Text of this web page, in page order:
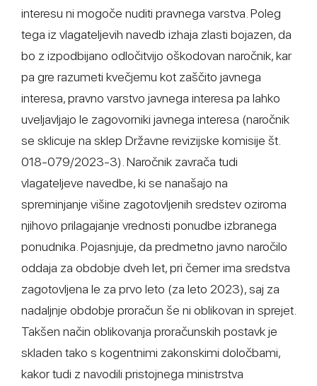
interesu ni mogoče nuditi pravnega varstva. Poleg
tega iz vlagateljevih navedb izhaja zlasti bojazen, da
bo z izpodbijano odločitvijo oškodovan naročnik, kar
pa gre razumeti kvečjemu kot zaščito javnega
interesa, pravno varstvo javnega interesa pa lahko
uveljavljajo le zagovorniki javnega interesa (naročnik
se sklicuje na sklep Državne revizijske komisije št.
018-079/2023-3). Naročnik zavrača tudi
vlagateljeve navedbe, ki se nanašajo na
spreminjanje višine zagotovljenih sredstev oziroma
njihovo prilagajanje vrednosti ponudbe izbranega
ponudnika. Pojasnjuje, da predmetno javno naročilo
oddaja za obdobje dveh let, pri čemer ima sredstva
zagotovljena le za prvo leto (za leto 2023), saj za
nadaljnje obdobje proračun še ni oblikovan in sprejet.
Takšen način oblikovanja proračunskih postavk je
skladen tako s kogentnimi zakonskimi določbami,
kakor tudi z navodili pristojnega ministrstva